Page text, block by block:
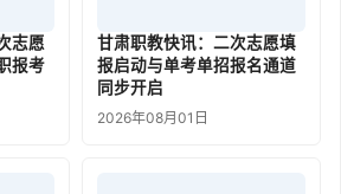
志愿
报考
甘肃职教快讯：二次志愿填
报启动与单考单招报名通道
同步开启
2026年08月01日